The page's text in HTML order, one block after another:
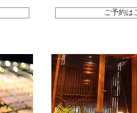
ご予約は